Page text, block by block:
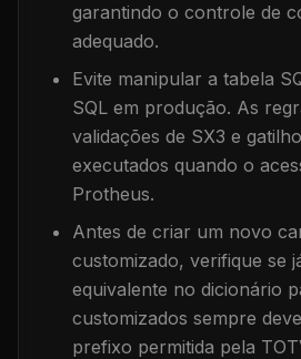
garantindo o controle de
adequado.
Evite manipular a tabela
SQL em produção. As
validações de SX3 e
executados quando o
Protheus.
Antes de criar um novo
customizado, verifique se
equivalente no dicionário
customizados sempre
prefixo permitida pela